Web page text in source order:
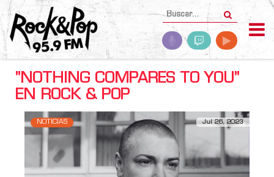
"NOTHING COMPARES TO YOU"
EN ROCK & POP
NOTICIAS Jul 26, 2023